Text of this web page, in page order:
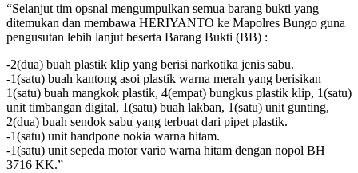
“Selanjut tim opsnal mengumpulkan semua barang bukti yang
ditemukan dan membawa HERIYANTO ke Mapolres Bungo guna
pengusutan lebih lanjut beserta Barang Bukti (BB) :
-2(dua) buah plastik klip yang berisi narkotika jenis sabu.
-1(satu) buah kantong asoi plastik warna merah yang berisikan
1(satu) buah mangkok plastik, 4(empat) bungkus plastik klip, 1(satu)
unit timbangan digital, 1(satu) buah lakban, 1(satu) unit gunting,
2(dua) buah sendok sabu yang terbuat dari pipet plastik.
-1(satu) unit handpone nokia warna hitam.
-1(satu) unit sepeda motor vario warna hitam dengan nopol BH
3716 KK.”